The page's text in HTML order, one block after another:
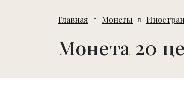
Главная Монеты
Монета 20